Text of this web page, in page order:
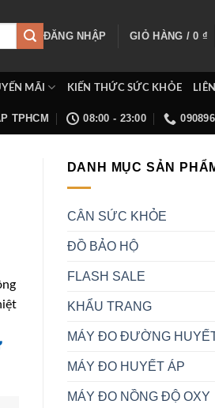
ĐĂNG NHẬP GIỎ HÀNG /0 ₫
MÃI KIẾN THỨC SỨC KHỎE
TPHCM 08:00 - 23:00
DANH MỤC SẢN
CÂN SỨC KHỎE
ĐỒ BẢO HỘ
FLASH SALE
KHẨU TRANG
MÁY ĐO ĐƯỜNG
MÁY ĐO HUYẾT ÁP
MÁY ĐO NỒNG ĐỘ OXY